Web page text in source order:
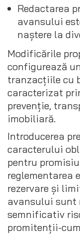
Redactarea
avansului
naștere la
Modificările
configurează
tranzacțiile cu
caracterizat
prevenție,
imobiliară.
Introducerea
caracterului
pentru
reglementarea
rezervare și
avansului sunt
semnificativ
promitenții-